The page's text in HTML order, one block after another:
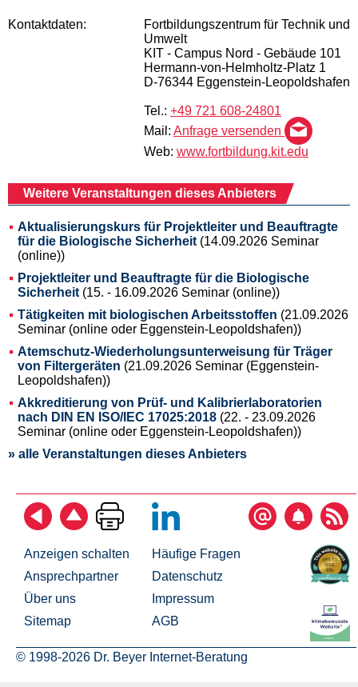
Kontaktdaten:
Fortbildungszentrum für Technik und
Umwelt
KIT - Campus Nord - Gebäude 101
Hermann-von-Helmholtz-Platz 1
D-76344 Eggenstein-Leopoldshafen
Tel.: +49 721 608-24801
Mail: Anfrage versenden
Web: www.fortbildung.kit.edu
Weitere Veranstaltungen dieses Anbieters
Aktualisierungskurs für Projektleiter und Beauftragte
für die Biologische Sicherheit (14.09.2026 Seminar
(online))
Projektleiter und Beauftragte für die Biologische
Sicherheit (15. - 16.09.2026 Seminar (online))
Tätigkeiten mit biologischen Arbeitsstoffen (21.09.2026
Seminar (online oder Eggenstein-Leopoldshafen))
Atemschutz-Wiederholungsunterweisung für Träger
von Filtergeräten (21.09.2026 Seminar (Eggenstein-
Leopoldshafen))
Akkreditierung von Prüf- und Kalibrierlaboratorien
nach DIN EN ISO/IEC 17025:2018 (22. - 23.09.2026
Seminar (online oder Eggenstein-Leopoldshafen))
» alle Veranstaltungen dieses Anbieters
Anzeigen schalten
Ansprechpartner
Über uns
Sitemap
Häufige Fragen
Datenschutz
Impressum
AGB
© 1998-2026 Dr. Beyer Internet-Beratung